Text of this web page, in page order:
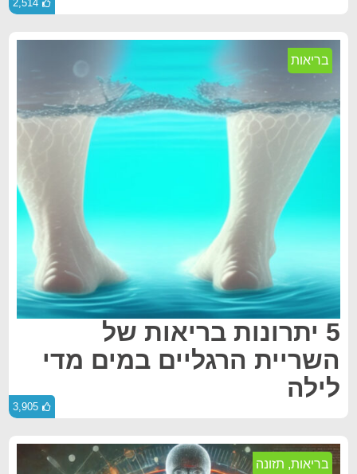
2,514
בריאות
5 יתרונות בריאות של
השריית הרגליים במים מדי
לילה
3,905
בריאות, תזונה